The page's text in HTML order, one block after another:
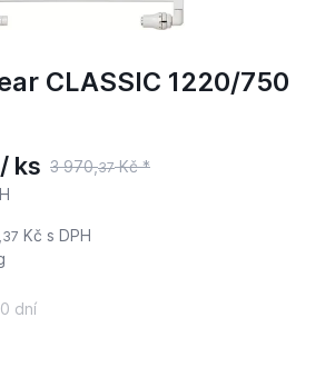
CLASSIC 1220/750
ks 3 970,37Kč *
37 Kč s DPH
dní